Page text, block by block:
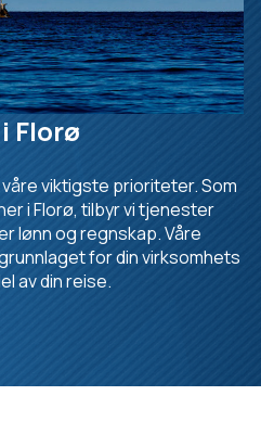
Florø
viktigste prioriteter. Som
i Florø, tilbyr vi tjenester
lønn og regnskap. Våre
for din virksomhets
av din reise.